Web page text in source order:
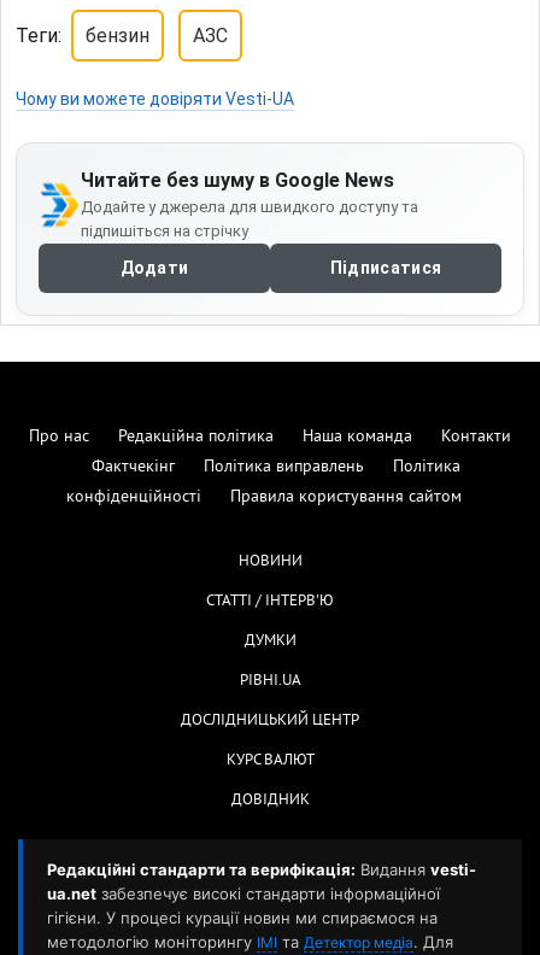
Теги: бензин АЗС
Чому ви можете довіряти Vesti-UA
Читайте без шуму в Google News
Додайте у джерела для швидкого доступу та
підпишіться на стрічку
Додати Підписатися
Про нас Редакційна політика Наша команда
Контакти
Фактчекінг
Політика виправлень
Політика
конфіденційності
Правила користування сайтом
НОВИНИ
СТАТТІ / ІНТЕРВ'Ю
ДУМКИ
РІВНІ.UA
ДОСЛІДНИЦЬКИЙ ЦЕНТР
КУРС ВАЛЮТ
ДОВІДНИК
Редакційні стандарти та верифікація: Видання vesti-
ua.net забезпечує високі стандарти інформаційної
гігієни. У процесі курації новин ми спираємося на
методологію моніторингу ІМІ та Детектор медіа. Для